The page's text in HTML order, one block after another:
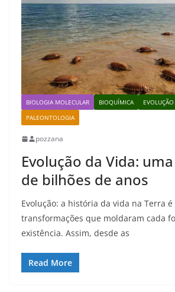
BIOLOGIA MOLECULAR BIOQUÍMICA EVOLUÇÃO
PALEONTOLOGIA
pozzana
Evolução da Vida:
de bilhões de anos
Evolução: a história da vida na Terra
transformações que moldaram cada
existência. Assim, desde as
Read More